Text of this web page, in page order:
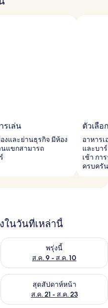
รเล่น
งและย่านธุรกิจ มีห้อง
นแขกสามารถ
ตัวเลื
อาหาร
และบา
เช้า กา
ครบครัน
ในวันที่เหล่านี้
ส.ค. 8 - ส.ค. 9พรุ่งนี้
ส.ค. 9 - ส.ค. 10
ตรวจสอบจำนวนห้องพักว่างใน
ดาห์นี้ ส.ค. 14 - ส.ค. 16
สุดสัปดาห์หน้า
ส.ค. 21 - ส.ค. 23
ตรวจสอบจำนวนห้องพักว่างใน